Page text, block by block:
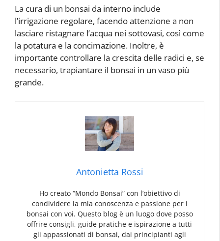
La cura di un bonsai da interno include
l’irrigazione regolare, facendo attenzione a non
lasciare ristagnare l’acqua nei sottovasi, così come
la potatura e la concimazione. Inoltre, è
importante controllare la crescita delle radici e, se
necessario, trapiantare il bonsai in un vaso più
grande.
Antonietta Rossi
Ho creato “Mondo Bonsai” con l’obiettivo di
condividere la mia conoscenza e passione per i
bonsai con voi. Questo blog è un luogo dove posso
offrire consigli, guide pratiche e ispirazione a tutti
gli appassionati di bonsai, dai principianti agli